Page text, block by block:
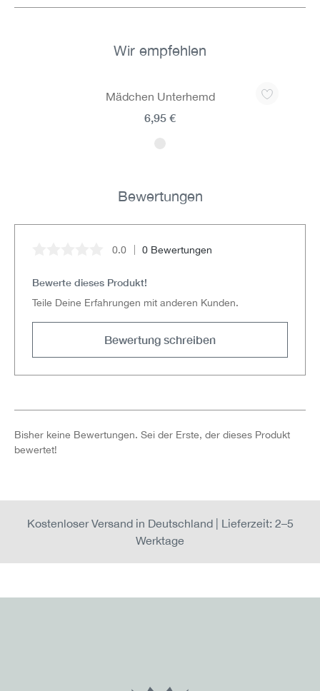
Wir empfehlen
Mädchen Unterhemd
6,95 €
Bewertungen
Durchschnittliche Bewertung von 0 von 5 Sternen
0.0 0 Bewertungen
Bewerte dieses Produkt!
Teile Deine Erfahrungen mit anderen Kunden.
Bewertung schreiben
Bisher keine Bewertungen. Sei der Erste, der dieses Produkt
bewertet!
Kostenloser Versand in Deutschland | Lieferzeit: 2–5
Werktage